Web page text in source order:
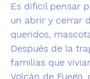
Es dificil pensar
un abrir y cerrar
queridos,
Después de la
familias que
Volcán de Fuego,